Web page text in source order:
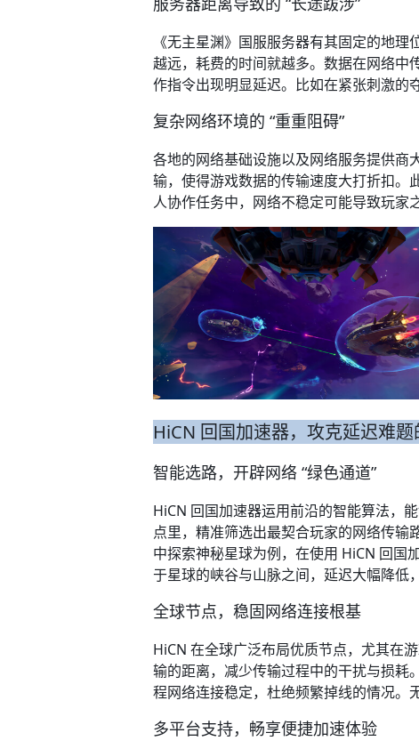
《无主星渊》国服服务器有其固定的地
越远，耗费的时间就越多。数据在网络中
作指令出现明显延迟。比如在紧张刺激的
复杂网络环境的 “重重阻碍”​
各地的网络基础设施以及网络服务提供商
输，使得游戏数据的传输速度大打折扣。
人协作任务中，网络不稳定可能导致玩家
HiCN 回国加速器，攻克延迟难
智能选路，开辟网络 “绿色通道”​
HiCN 回国加速器运用前沿的智能算法，
点里，精准筛选出最契合玩家的网络传
中探索神秘星球为例，在使用 HiCN 回国
于星球的峡谷与山脉之间，延迟大幅降低
全球节点，稳固网络连接根基​
HiCN 在全球广泛布局优质节点，尤其在
输的距离，减少传输过程中的干扰与损耗
程网络连接稳定，杜绝频繁掉线的情况。
多平台支持，畅享便捷加速体验​